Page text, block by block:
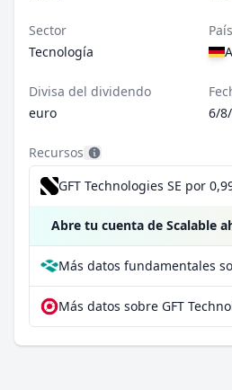
Sector
Tecnología
País
Divisa del dividendo
euro
6/
Recursos
Abre tu cuenta de Scalable
Más datos sobre GFT